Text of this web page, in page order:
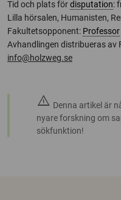
Tid och plats fördisputation:
Lilla hörsalen, Humanisten,
Fakultetsopponent: Professor
Avhandlingen distribueras av
info@holzweg.se
warning Denna artikel är
nyare forskning om
sökfunktion!